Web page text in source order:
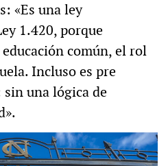
«Es una ley
1.420, porque
común, el rol
Incluso es pre
sin una lógica de